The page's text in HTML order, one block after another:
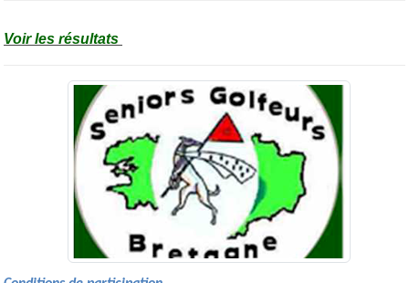
Voir les résultats